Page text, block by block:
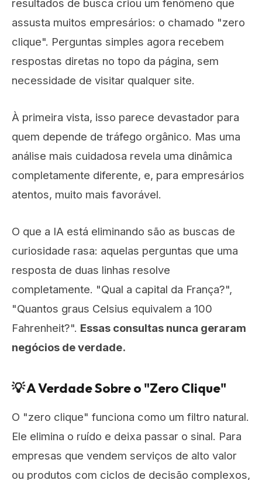
resultados de busca criou um fenômeno que
assusta muitos empresários: o chamado "zero
clique". Perguntas simples agora recebem
respostas diretas no topo da página, sem
necessidade de visitar qualquer site.
À primeira vista, isso parece devastador para
quem depende de tráfego orgânico. Mas uma
análise mais cuidadosa revela uma dinâmica
completamente diferente, e, para empresários
atentos, muito mais favorável.
O que a IA está eliminando são as buscas de
curiosidade rasa: aquelas perguntas que uma
resposta de duas linhas resolve
completamente. "Qual a capital da França?",
"Quantos graus Celsius equivalem a 100
Fahrenheit?". Essas consultas nunca geraram
negócios de verdade.
💡 A Verdade Sobre o "Zero Clique"
O "zero clique" funciona como um filtro natural.
Ele elimina o ruído e deixa passar o sinal. Para
empresas que vendem serviços de alto valor
ou produtos com ciclos de decisão complexos,